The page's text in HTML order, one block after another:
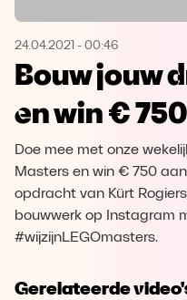
Microsoft
Opera
24.04.2021 - 00:46
Bouw jouw
en win €
Doe mee met onze
Masters en win € 750
opdracht van Kürt
bouwwerk op Instagram
#wijzijnLEGOmasters.
Gerelateerde